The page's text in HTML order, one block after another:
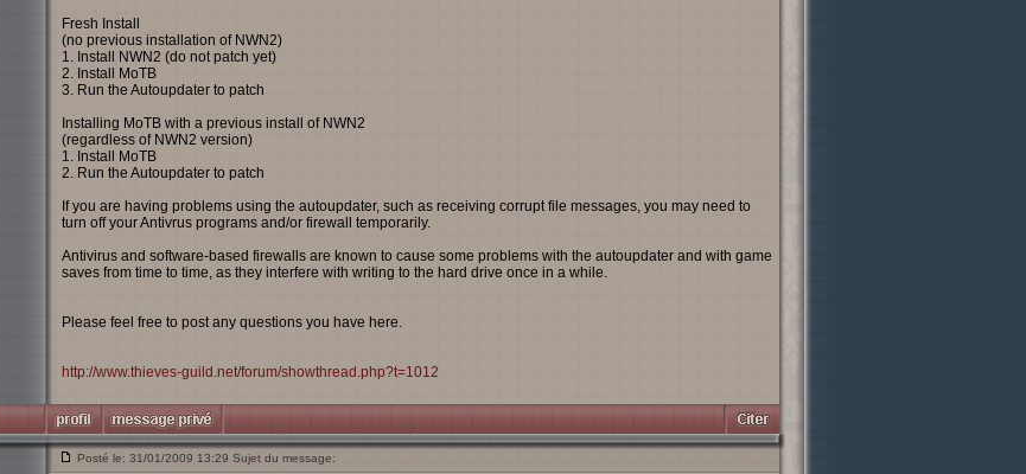
Fresh Install
(no previous installation of NWN2)
1. Install NWN2 (do not patch yet)
2. Install MoTB
3. Run the Autoupdater to patch
Installing MoTB with a previous install of NWN2
(regardless of NWN2 version)
1. Install MoTB
2. Run the Autoupdater to patch
If you are having problems using the autoupdater, such as receiving corrupt file messages, you may need to
turn off your Antivrus programs and/or firewall temporarily.
Antivirus and software-based firewalls are known to cause some problems with the autoupdater and with game
saves from time to time, as they interfere with writing to the hard drive once in a while.
Please feel free to post any questions you have here.
http://www.thieves-guild.net/forum/showthread.php?t=1012
Posté le: 31/01/2009 13:29 Sujet du message: